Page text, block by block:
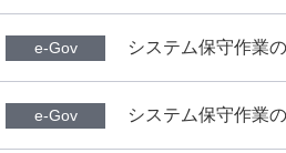
e-Gov システム保守作業
e-Gov システム保守作業